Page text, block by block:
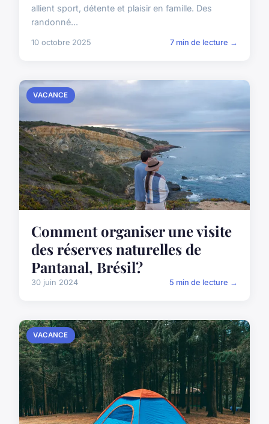
allient sport, détente et plaisir en famille. Des
randonné...
10 octobre 2025 7 min de lecture →
VACANCE
Comment organiser une visite
des réserves naturelles de
Pantanal, Brésil?
30 juin 2024 5 min de lecture →
VACANCE